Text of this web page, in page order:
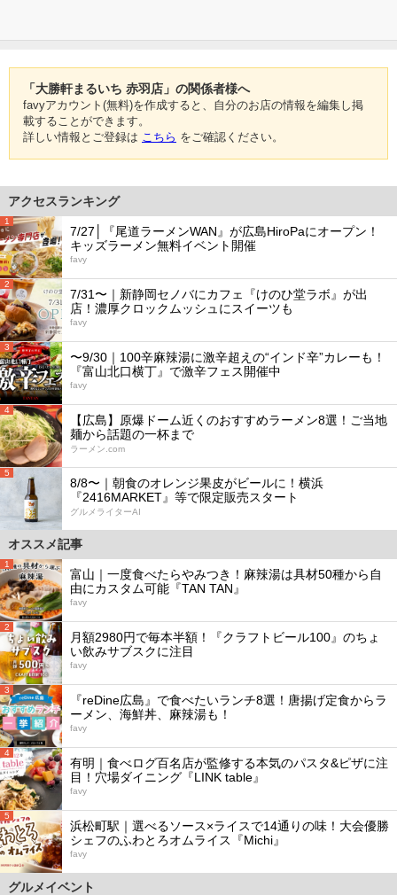
「大勝軒まるいち 赤羽店」の関係者様へ
favyアカウント(無料)を作成すると、自分のお店の情報を編集し掲
載することができます。
詳しい情報とご登録は こちら をご確認ください。
アクセスランキング
1
7/27│『尾道ラーメンWAN』が広島HiroPaにオープン！
キッズラーメン無料イベント開催
favy
2
7/31〜｜新静岡セノバにカフェ『けのひ堂ラボ』が出
店！濃厚クロックムッシュにスイーツも
favy
3
〜9/30｜100辛麻辣湯に激辛超えの“インド辛”カレーも！
『富山北口横丁』で激辛フェス開催中
favy
4
【広島】原爆ドーム近くのおすすめラーメン8選！ご当地
麺から話題の一杯まで
ラーメン.com
5
8/8〜｜朝食のオレンジ果皮がビールに！横浜
『2416MARKET』等で限定販売スタート
グルメライターAI
オススメ記事
1
富山｜一度食べたらやみつき！麻辣湯は具材50種から自
由にカスタム可能『TAN TAN』
favy
2
月額2980円で毎本半額！『クラフトビール100』のちょ
い飲みサブスクに注目
favy
3
『reDine広島』で食べたいランチ8選！唐揚げ定食からラ
ーメン、海鮮丼、麻辣湯も！
favy
4
有明｜食べログ百名店が監修する本気のパスタ&ピザに注
目！穴場ダイニング『LINK table』
favy
5
浜松町駅｜選べるソース×ライスで14通りの味！大会優勝
シェフのふわとろオムライス『Michi』
favy
グルメイベント